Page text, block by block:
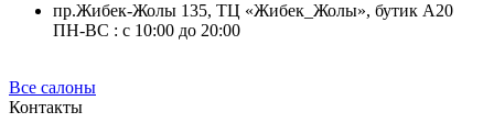
пр.Жибек-Жолы 135, ТЦ «Жибек_Жолы», бутик А20
ПН-ВС : с 10:00 до 20:00
Все салоны
Контакты